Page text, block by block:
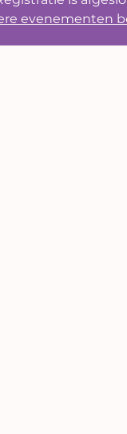
evenementen